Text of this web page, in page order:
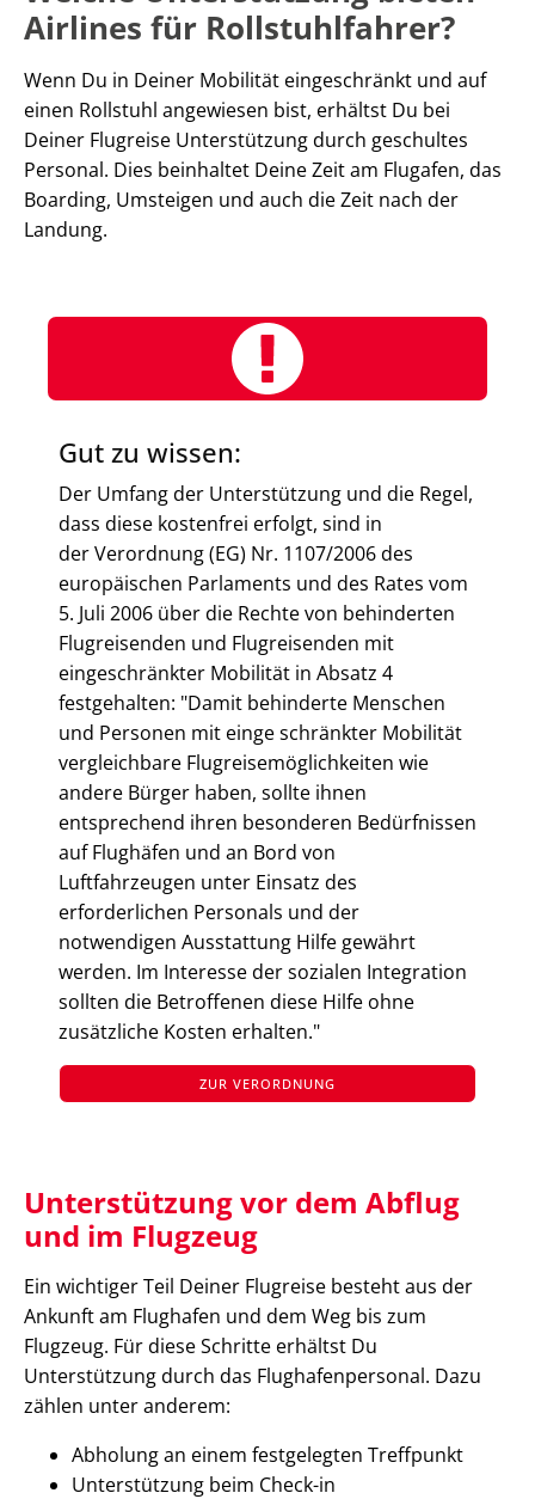
Airlines für Rollstuhlfahrer?
Wenn Du in Deiner Mobilität eingeschränkt und auf
einen Rollstuhl angewiesen bist, erhältst Du bei
Deiner Flugreise Unterstützung durch geschultes
Personal. Dies beinhaltet Deine Zeit am Flugafen, das
Boarding, Umsteigen und auch die Zeit nach der
Landung.
Gut zu wissen:
Der Umfang der Unterstützung und die Regel,
dass diese kostenfrei erfolgt, sind in
der Verordnung (EG) Nr. 1107/2006 des
europäischen Parlaments und des Rates vom
5. Juli 2006 über die Rechte von behinderten
Flugreisenden und Flugreisenden mit
eingeschränkter Mobilität in Absatz 4
festgehalten: "Damit behinderte Menschen
und Personen mit einge schränkter Mobilität
vergleichbare Flugreisemöglichkeiten wie
andere Bürger haben, sollte ihnen
entsprechend ihren besonderen Bedürfnissen
auf Flughäfen und an Bord von
Luftfahrzeugen unter Einsatz des
erforderlichen Personals und der
notwendigen Ausstattung Hilfe gewährt
werden. Im Interesse der sozialen Integration
sollten die Betroffenen diese Hilfe ohne
zusätzliche Kosten erhalten."
ZUR VERORDNUNG
Unterstützung vor dem Abflug
und im Flugzeug
Ein wichtiger Teil Deiner Flugreise besteht aus der
Ankunft am Flughafen und dem Weg bis zum
Flugzeug. Für diese Schritte erhältst Du
Unterstützung durch das Flughafenpersonal. Dazu
zählen unter anderem:
Abholung an einem festgelegten Treffpunkt
Unterstützung beim Check-in